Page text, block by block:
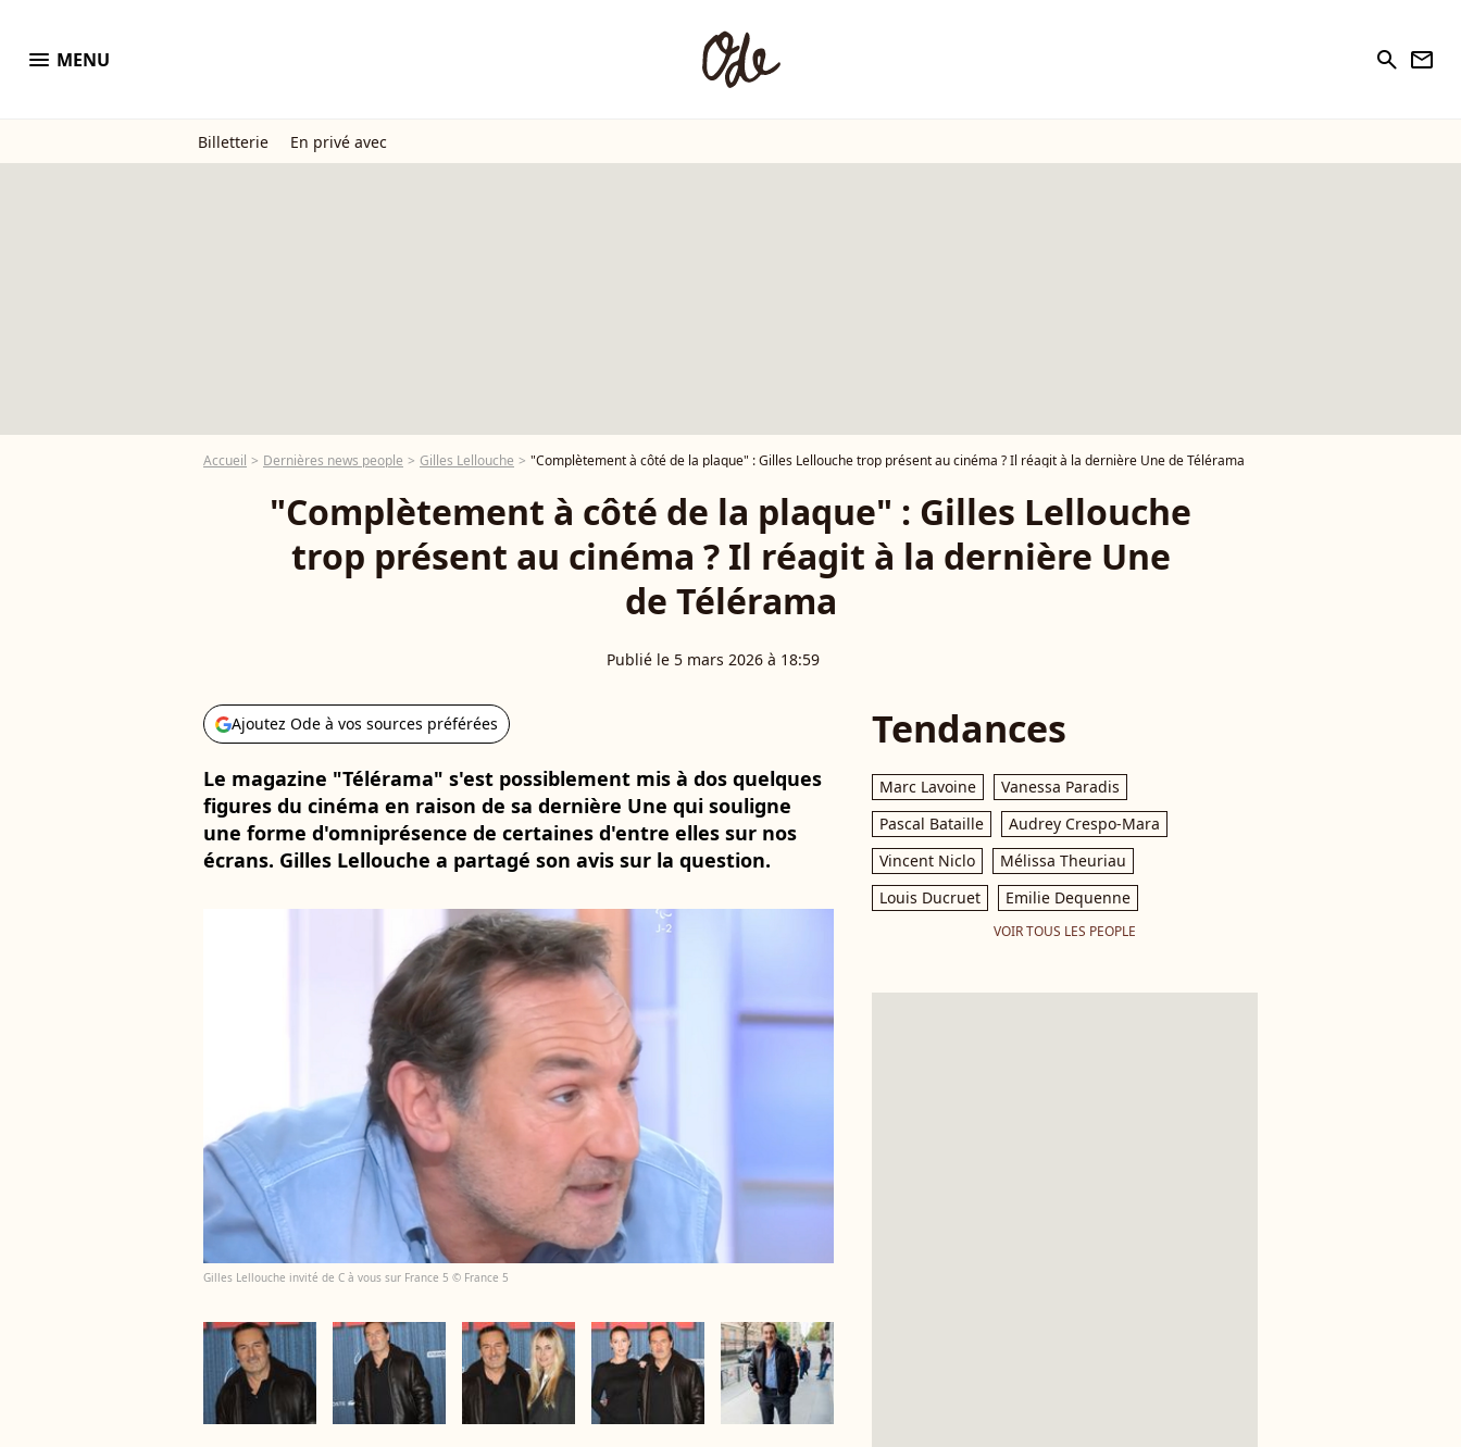
menu MENU search newsletter
Billetterie En privé avec
Accueil Dernières news people Gilles Lellouche "Complètement à côté de la plaque" : Gilles Lellouche trop présent au cinéma ? Il réagit à la dernière Une de Télérama
"Complètement à côté de la plaque" : Gilles Lellouche
trop présent au cinéma ? Il réagit à la dernière Une
de Télérama
Publié le 5 mars 2026 à 18:59
Ajoutez Ode à vos sources préférées
Le magazine "Télérama" s'est possiblement mis à dos quelques
figures du cinéma en raison de sa dernière Une qui souligne
une forme d'omniprésence de certaines d'entre elles sur nos
écrans. Gilles Lellouche a partagé son avis sur la question.
Gilles Lellouche invité de C à vous sur France 5 © France 5
Tendances
Marc Lavoine
Vanessa Paradis
Pascal Bataille
Audrey Crespo-Mara
Vincent Niclo
Mélissa Theuriau
Louis Ducruet
Emilie Dequenne
VOIR TOUS LES PEOPLE